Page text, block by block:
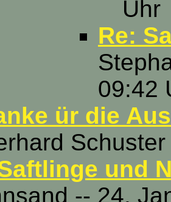
Uhr
Re:
09:42
ür die
und
-- 24.